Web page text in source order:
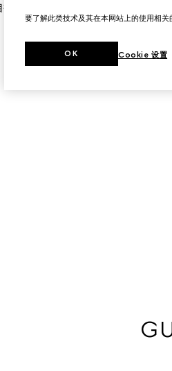
行李箱工作室发展至今的悠久传
选购女
要了解此类技术及其在本网站上的使用相
Cookie 设置
OK